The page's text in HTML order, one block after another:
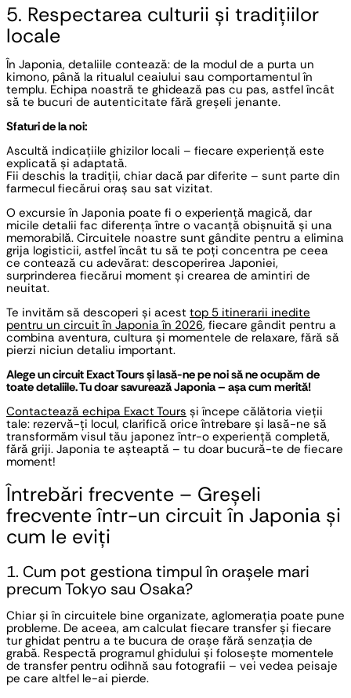
5. Respectarea culturii și tradițiilor
locale
În Japonia, detaliile contează: de la modul de a purta un
kimono, până la ritualul ceaiului sau comportamentul în
templu. Echipa noastră te ghidează pas cu pas, astfel încât
să te bucuri de autenticitate fără greșeli jenante.
Sfaturi de la noi:
Ascultă indicațiile ghizilor locali – fiecare experiență este
explicată și adaptată.
Fii deschis la tradiții, chiar dacă par diferite – sunt parte din
farmecul fiecărui oraș sau sat vizitat.
O excursie în Japonia poate fi o experiență magică, dar
micile detalii fac diferența între o vacanță obișnuită și una
memorabilă. Circuitele noastre sunt gândite pentru a elimina
grija logisticii, astfel încât tu să te poți concentra pe ceea
ce contează cu adevărat: descoperirea Japoniei,
surprinderea fiecărui moment și crearea de amintiri de
neuitat.
Te invităm să descoperi și acest top 5 itinerarii inedite
pentru un circuit în Japonia în 2026, fiecare gândit pentru a
combina aventura, cultura și momentele de relaxare, fără să
pierzi niciun detaliu important.
Alege un circuit Exact Tours și lasă-ne pe noi să ne ocupăm de
toate detaliile. Tu doar savurează Japonia – așa cum merită!
Contactează echipa Exact Tours și începe călătoria vieții
tale: rezervă-ți locul, clarifică orice întrebare și lasă-ne să
transformăm visul tău japonez într-o experiență completă,
fără griji. Japonia te așteaptă – tu doar bucură-te de fiecare
moment!
Întrebări frecvente – Greșeli
frecvente într-un circuit în Japonia și
cum le eviți
1. Cum pot gestiona timpul în orașele mari
precum Tokyo sau Osaka?
Chiar și în circuitele bine organizate, aglomerația poate pune
probleme. De aceea, am calculat fiecare transfer și fiecare
tur ghidat pentru a te bucura de orașe fără senzația de
grabă. Respectă programul ghidului și folosește momentele
de transfer pentru odihnă sau fotografii – vei vedea peisaje
pe care altfel le-ai pierde.